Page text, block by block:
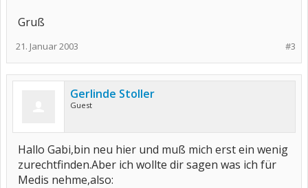
Gruß
#3
21. Januar 2003
Gerlinde Stoller
Guest
Hallo Gabi,bin neu hier und muß mich erst ein wenig
zurechtfinden.Aber ich wollte dir sagen was ich für
Medis nehme,also: